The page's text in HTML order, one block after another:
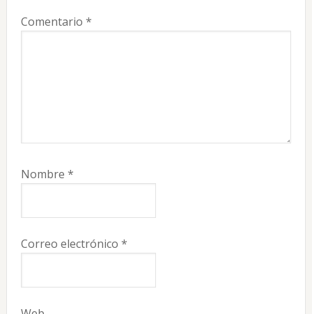
Comentario *
Nombre *
Correo electrónico *